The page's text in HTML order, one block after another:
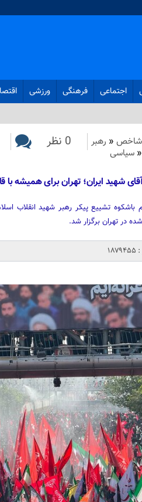
اجتماعی فرهنگی ورزشی
شاخص « رهبر
« سیاسی
0 نظر
شهید ایران؛ تهران برای همیشه
باشکوه تشییع پیکر رهبر شهید انقلاب
در تهران برگزار شد.